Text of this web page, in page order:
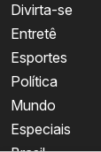
Divirta-se
Entretê
Esportes
Política
Mundo
Especiais